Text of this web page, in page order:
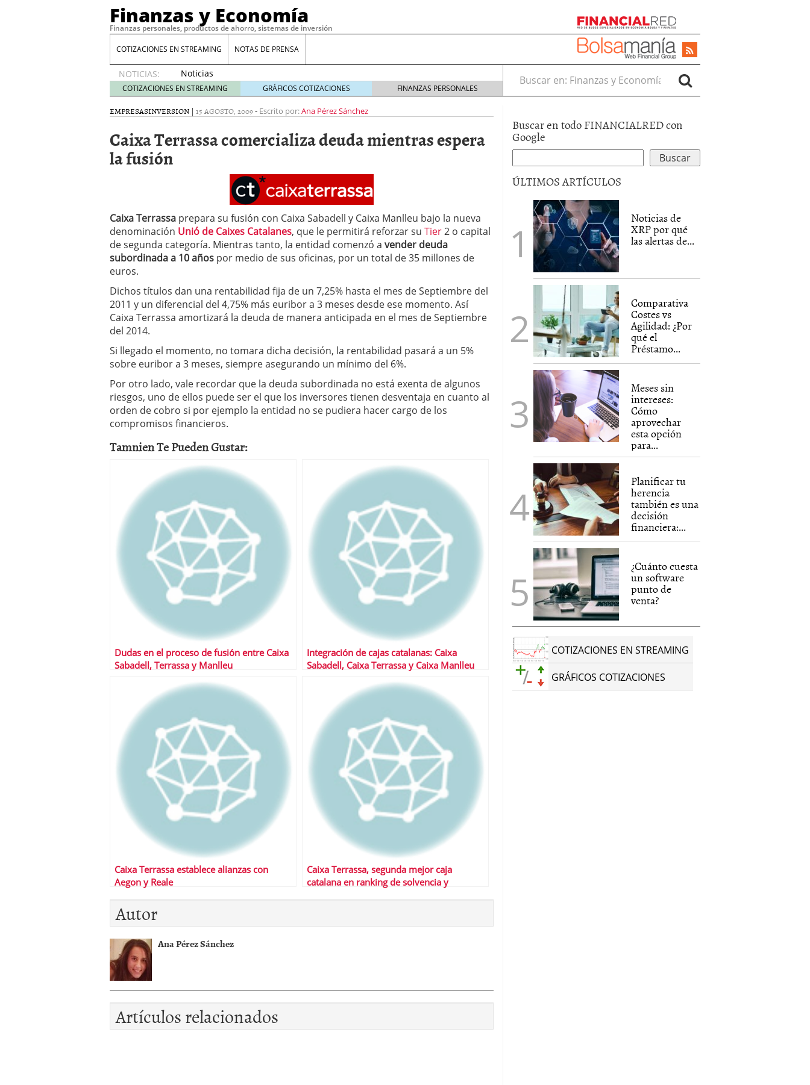
Finanzas y Economía
Finanzas personales, productos de ahorro, sistemas de inversión
COTIZACIONES EN STREAMING NOTAS DE PRENSA
NOTICIAS:
Noticias
de XRP
por qué
las
whales
Comparativa Costes vs Agilidad: ¿Por qué el Préstamo Promotor privado
acelera la rentabilidad? 12 de diciembre de 2025
Meses sin intereses: Cómo aprovechar esta opción para gestionar tus
compras 24 de noviembre de 2025
Planificar tu herencia también es una decisión financiera: cómo anticiparte
¿Cuánto cuesta un software punto de venta? 3 de octubre de 2025
COTIZACIONES EN STREAMING GRÁFICOS COTIZACIONES FINANZAS PERSONALES
Buscar en:
EMPRESASINVERSION | 15 AGOSTO, 2009- Escrito por:Ana Pérez Sánchez
Caixa Terrassa comercializa deuda mientras espera
la fusión
Caixa Terrassa prepara su fusión con Caixa Sabadell y Caixa Manlleu bajo la nueva
denominación Unió de Caixes Catalanes, que le permitirá reforzar su Tier2 o capital
de segunda categoría. Mientras tanto, la entidad comenzó a vender deuda
subordinada a 10 años por medio de sus oficinas, por un total de 35 millones de
euros.
Dichos títulos dan una rentabilidad fija de un 7,25% hasta el mes de Septiembre del
2011 y un diferencial del 4,75% más euribor a 3 meses desde ese momento. Así
Caixa Terrassa amortizará la deuda de manera anticipada en el mes de Septiembre
del 2014.
Si llegado el momento, no tomara dicha decisión, la rentabilidad pasará a un 5%
sobre euribor a 3 meses, siempre asegurando un mínimo del 6%.
Por otro lado, vale recordar que la deuda subordinada no está exenta de algunos
riesgos, uno de ellos puede ser el que los inversores tienen desventaja en cuanto al
orden de cobro si por ejemplo la entidad no se pudiera hacer cargo de los
compromisos financieros.
Tamnien Te Pueden Gustar:
Dudas en el proceso de fusión entre Caixa
Sabadell, Terrassa y Manlleu
Integración de cajas catalanas: Caixa
Sabadell, Caixa Terrassa y Caixa Manlleu
Caixa Terrassa establece alianzas con
Aegon y Reale
Caixa Terrassa, segunda mejor caja
catalana en ranking de solvencia y
Autor
Ana Pérez Sánchez
Artículos relacionados
Buscar en todo FINANCIALRED con
Google
ÚLTIMOS ARTÍCULOS
Noticias de
XRP por qué
las alertas de...
Comparativa
Costes vs
Agilidad: ¿Por
qué el
Préstamo...
Meses sin
intereses:
Cómo
aprovechar
esta opción
para...
Planificar tu
herencia
también es una
decisión
financiera:...
¿Cuánto cuesta
un software
punto de
venta?
COTIZACIONES EN STREAMING
GRÁFICOS COTIZACIONES